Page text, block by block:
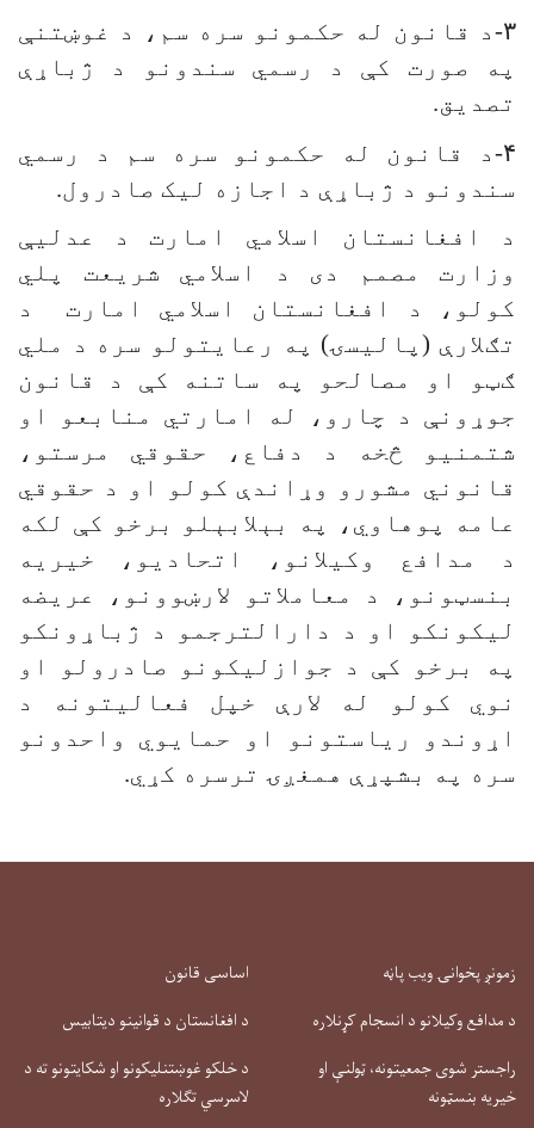
۳-د قانون له حکمونو سره سم، د غوښتنې
په صورت کې د رسمي سندونو د ژباړې
تصدیق.
۴-د قانون له حکمونو سره سم د رسمي
سندونو د ژباړې د اجازه لیک صادرول.
د افغانستان اسلامي امارت د عدلیې
وزارت مصمم دی د اسلامي شریعت پلي
کولو، د افغانستان اسلامي امارت د
تګلارې (پالیسۍ) په رعایتولو سره د ملي
ګټو او مصالحو په ساتنه کې د قانون
جوړونې د چارو، له امارتي منابعو او
شتمنیو څخه د دفاع، حقوقي مرستو،
قانوني مشورو وړاندې کولو او د حقوقي
عامه پوهاوي، په بېلابېلو برخو کې لکه
د مدافع وکیلانو، اتحادیو، خیریه
بنسټونو، د معاملاتو لارښوونو، عریضه
لیکونکو او د دارالترجمو د ژباړونکو
په برخو کې د جوازلیکونو صادرولو او
نوي کولو له لارې خپل فعالیتونه د
اړوندو ریاستونو او حمایوي واحدونو
سره په بشپړې همغږۍ ترسره کړي.
زمونږ پخوانۍ ویب پاڼه
د مدافع وکیلانو د انسجام کړنلاره
راجستر شوی جمعیتونه، ټولنې او
خیریه بنسټونه
اساسی قانون
د افغانستان د قوانینو دیتابیس
د خلکو غوښتنلیکونو او شکایتونو ته د
لاسرسي تګلاره